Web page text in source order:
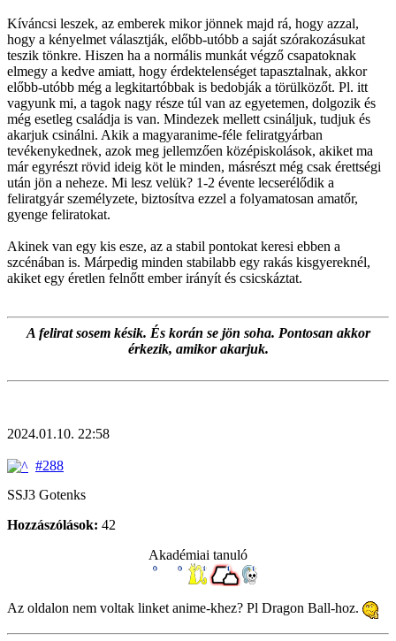
Kíváncsi leszek, az emberek mikor jönnek majd rá, hogy azzal,
hogy a kényelmet választják, előbb-utóbb a saját szórakozásukat
teszik tönkre. Hiszen ha a normális munkát végző csapatoknak
elmegy a kedve amiatt, hogy érdektelenséget tapasztalnak, akkor
előbb-utóbb még a legkitartóbbak is bedobják a törülközőt. Pl. itt
vagyunk mi, a tagok nagy része túl van az egyetemen, dolgozik és
még esetleg családja is van. Mindezek mellett csináljuk, tudjuk és
akarjuk csinálni. Akik a magyaranime-féle feliratgyárban
tevékenykednek, azok meg jellemzően középiskolások, akiket ma
már egyrészt rövid ideig köt le minden, másrészt még csak érettségi
után jön a neheze. Mi lesz velük? 1-2 évente lecserélődik a
feliratgyár személyzete, biztosítva ezzel a folyamatosan amatőr,
gyenge feliratokat.
Akinek van egy kis esze, az a stabil pontokat keresi ebben a
szcénában is. Márpedig minden stabilabb egy rakás kisgyereknél,
akiket egy éretlen felnőtt ember irányít és csicskáztat.
A felirat sosem késik. És korán se jön soha. Pontosan akkor
érkezik, amikor akarjuk.
2024.01.10. 22:58
#288
SSJ3 Gotenks
Hozzászólások: 42
Akadémiai tanuló
Az oldalon nem voltak linket anime-khez? Pl Dragon Ball-hoz.